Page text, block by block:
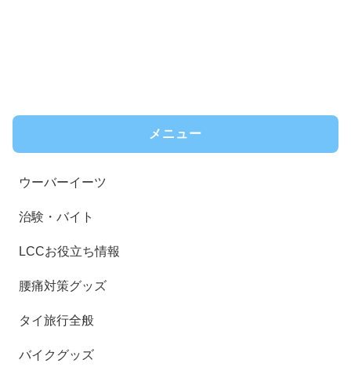
メニュー
ウーバーイーツ
治験・バイト
LCCお役立ち情報
腰痛対策グッズ
タイ旅行全般
バイクグッズ